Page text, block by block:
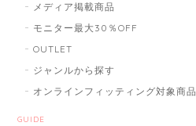
メディア掲載商品
モニター最大30％OFF
OUTLET
ジャンルから探す
オンラインフィッティング対象商品
GUIDE